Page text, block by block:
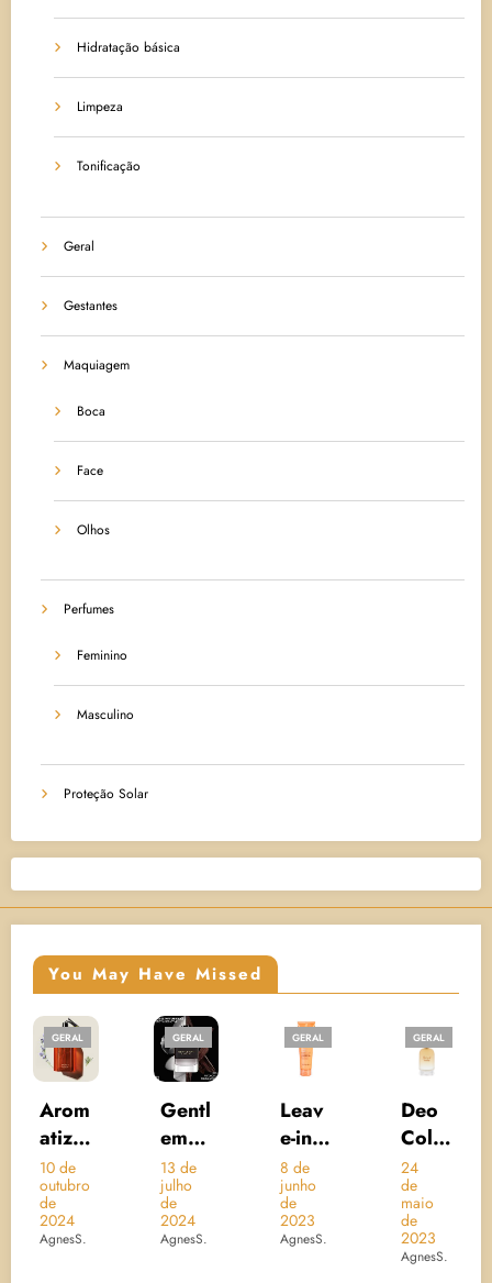
Hidratação básica
Limpeza
Tonificação
Geral
Gestantes
Maquiagem
Boca
Face
Olhos
Perfumes
Feminino
Masculino
Proteção Solar
You May Have Missed
GERAL
Gentl
eman
Give
nchy
Eau
de
13 de
julho
2024
AgnesS.
GERAL
Leav
e-in
Crem
e
Nutri
Glow
8 de
junho
2023
AgnesS.
GERAL
Deo
Colô
nia
Brésil
Acon
cheg
24
de
de
2023
GERAL
UV
AQU
ERY
de 2021